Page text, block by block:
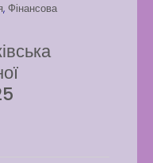
, Фінансова